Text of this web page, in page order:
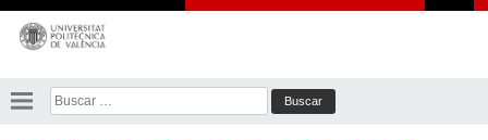
Saltar
contenido
Buscar: